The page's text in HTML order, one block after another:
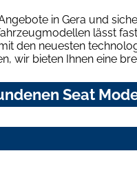
in Gera und
lässt
den neuesten
wir bieten Ihnen eine
Seat